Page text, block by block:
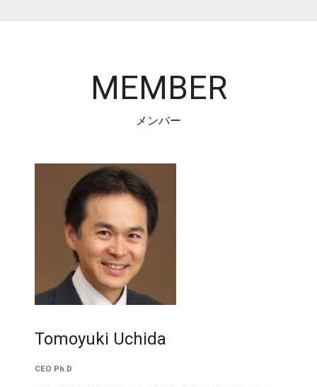
MEMBER
メンバー
Tomoyuki Uchida
CEO Ph.D